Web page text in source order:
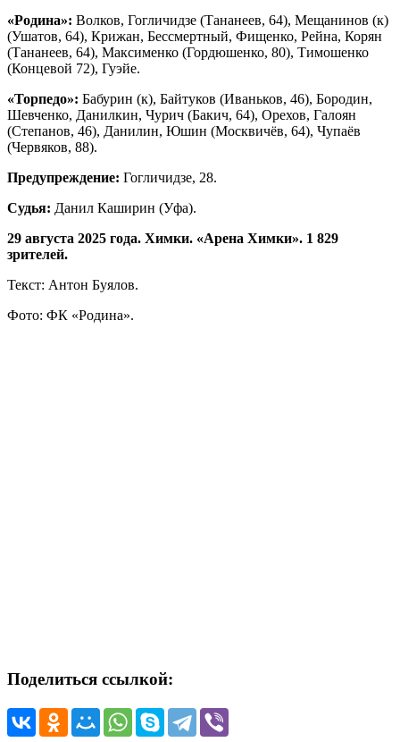
«Родина»: Волков, Гогличидзе (Тананеев, 64), Мещанинов (к)
(Ушатов, 64), Крижан, Бессмертный, Фищенко, Рейна, Корян
(Тананеев, 64), Максименко (Гордюшенко, 80), Тимошенко
(Концевой 72), Гуэйе.
«Торпедо»: Бабурин (к), Байтуков (Иваньков, 46), Бородин,
Шевченко, Данилкин, Чурич (Бакич, 64), Орехов, Галоян
(Степанов, 46), Данилин, Юшин (Москвичёв, 64), Чупаёв
(Червяков, 88).
Предупреждение: Гогличидзе, 28.
Судья: Данил Каширин (Уфа).
29 августа 2025 года. Химки. «Арена Химки». 1 829
зрителей.
Текст: Антон Буялов.
Фото: ФК «Родина».
Поделиться ссылкой: